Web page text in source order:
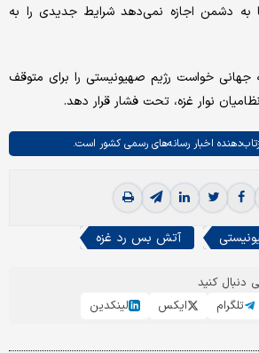
دشمن اجازه نمی‌دهد شرایط جدیدی را به
خواست رژیم صهیونیستی را برای متوقف
نوار غزه، تحت فشار قرار دهد.
اخبار رسانه‌های رسمی کشور است.
آتش بس رد غزه
دنبال کنید
تلگرام ایکس لینکدین